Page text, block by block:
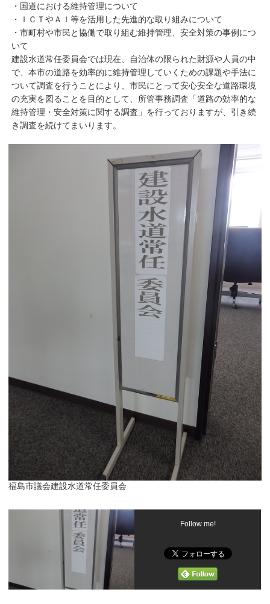
・国道における維持管理について
・ＩＣＴやＡＩ等を活用した先進的な取り組みについて
・市町村や市民と協働で取り組む維持管理、安全対策の事例につ
いて
建設水道常任委員会では現在、自治体の限られた財源や人員の中
で、本市の道路を効率的に維持管理していくための課題や手法に
ついて調査を行うことにより、市民にとって安心安全な道路環境
の充実を図ることを目的として、所管事務調査「道路の効率的な
維持管理・安全対策に関する調査」を行っておりますが、引き続
き調査を続けてまいります。
福島市議会建設水道常任委員会
Follow me!